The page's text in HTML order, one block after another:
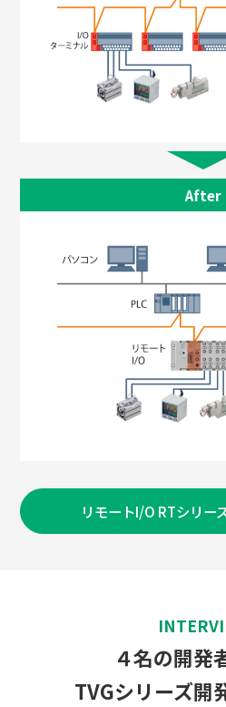
After
リモートI/O RTシリー
４名の開発
TVGシリーズ開